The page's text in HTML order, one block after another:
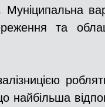
Муніципальна
та
найбільша